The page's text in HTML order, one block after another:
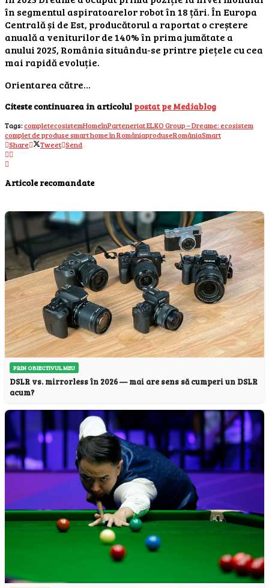
în segmentul aspiratoarelor robot în 18 țări. În Europa
Centrală și de Est, producătorul a raportat o creștere
anuală a veniturilor de 140% în prima jumătate a
anului 2025, România situându-se printre piețele cu cea
mai rapidă evoluție.
Orientarea către…
Citeste continuarea in articolul postat pe Mediablog
Tags:completecosistemHomeînParteneriat ELKO Group – Dreame: ecosistem
complet de produse smart home în RomâniaproduseRomâniaSmart
Share
Tweet Send
Articole recomandate
PRIN OBIECTIVUL MEU
DSLR vs. mirrorless în 2026 — mai are sens să cumperi un DSLR
acum?